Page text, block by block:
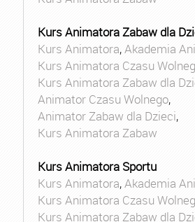
Kurs Animatora Zabaw dla
Kurs Animatora,Akademia
Kurs Animatora Czasu
Kurs Animatora Zabaw dla
Animator Czasu Wolnego,
Animator Zabaw dla Dzieci,
Kurs Animatora Zabaw
Kurs Animatora Sportu
Kurs Animatora,Akademia
Kurs Animatora Czasu
Kurs Animatora Zabaw dla